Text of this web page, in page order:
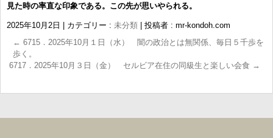
見た時の率直な印象である。この先が思いやられる。
2025年10月2日 カテゴリー : 未分類
投稿者 : mr-kondoh.com
← 6715．2025年10月１日（水） 闇の政治とは無関係、毎日５千歩を
歩く。
6717．2025年10月３日（金） セルビア在住の同級生と楽しい会食 →